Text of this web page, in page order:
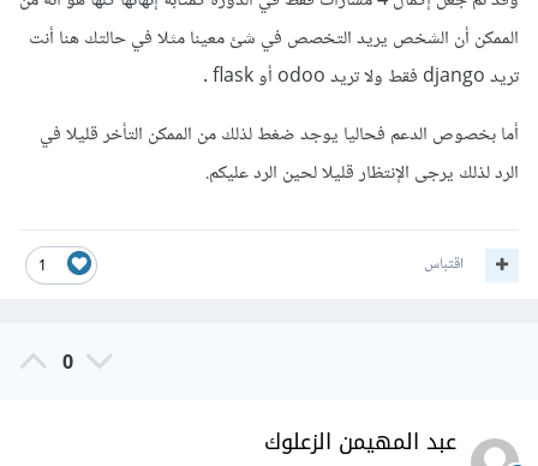
الممكن أن الشخص يريد التخصص في شئ معينا مثلا في حالتك هنا أنت
تريد django فقط ولا تريد odoo أو flask .
أما بخصوص الدعم فحاليا يوجد ضغط لذلك من الممكن التأخر قليلا في
الرد لذلك يرجى الإنتظار قليلا لحين الرد عليكم.
1 اقتباس
0
عبد المهيمن الزعلوك